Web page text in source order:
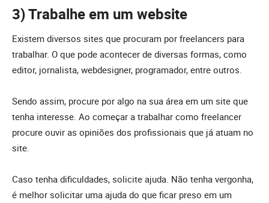
3) Trabalhe em um website
Existem diversos sites que procuram por freelancers para
trabalhar. O que pode acontecer de diversas formas, como
editor, jornalista, webdesigner, programador, entre outros.
Sendo assim, procure por algo na sua área em um site que
tenha interesse. Ao começar a trabalhar como freelancer
procure ouvir as opiniões dos profissionais que já atuam no
site.
Caso tenha dificuldades, solicite ajuda. Não tenha vergonha,
é melhor solicitar uma ajuda do que ficar preso em um